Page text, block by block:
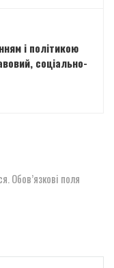
і політикою
соціально-
Обов’язкові поля